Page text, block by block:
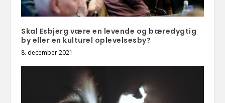
Skal Esbjerg være en levende og bæredygtig
by eller en kulturel oplevelsesby?
8. december 2021